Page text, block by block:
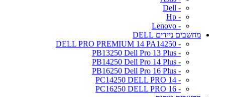
- Dell
- Hp
- Lenovo
מחשבים ניידים DELL
- DELL PRO PREMIUM 14 PA14250
- PB13250 Dell Pro 13 Plus
- PB14250 Dell Pro 14 Plus
- PB16250 Dell Pro 16 Plus
- PC14250 DELL PRO 14
- PC16250 DELL PRO 16